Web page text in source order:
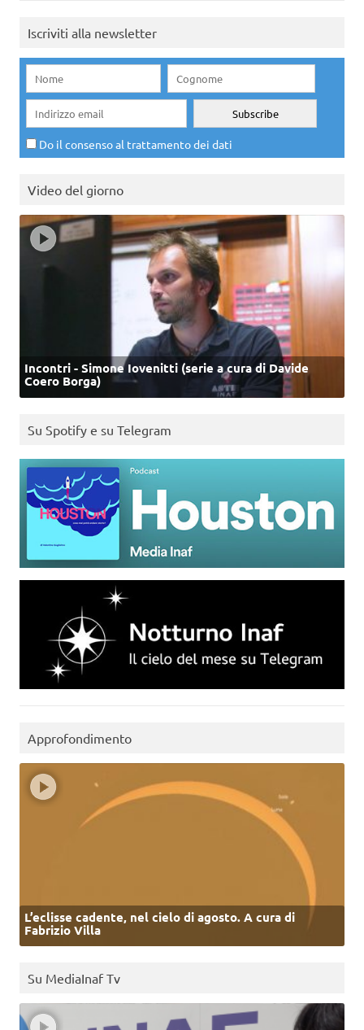
Iscriviti alla newsletter
Do il consenso al trattamento dei dati
Video del giorno
Incontri - Simone Iovenitti (serie a cura di Davide
Coero Borga)
Su Spotify e su Telegram
Approfondimento
L’eclisse cadente, nel cielo di agosto. A cura di
Fabrizio Villa
Su MediaInaf Tv